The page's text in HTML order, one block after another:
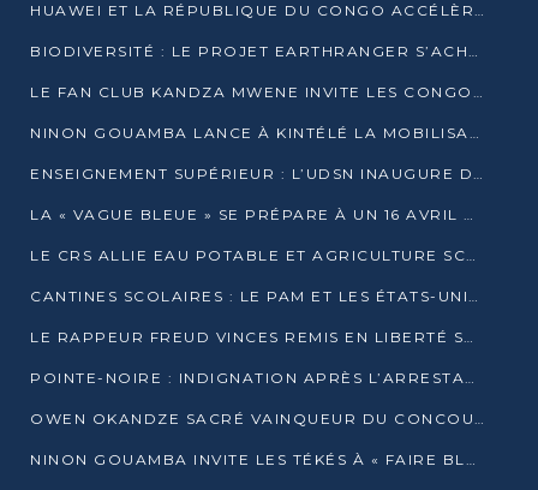
HUAWEI ET LA RÉPUBLIQUE DU CONGO ACCÉLÈRENT LEUR PARTENARIAT
BIODIVERSITÉ : LE PROJET EARTHRANGER S’ACHÈVE, MAIS LES DÉFIS DEMEURENT
LE FAN CLUB KANDZA MWENE INVITE LES CONGOLAIS À UNE FORTE AFFLUENCE AU STADE DE KINTÉLÉ
NINON GOUAMBA LANCE À KINTÉLÉ LA MOBILISATION POUR L’INVESTITURE DR DSN
ENSEIGNEMENT SUPÉRIEUR : L’UDSN INAUGURE DES LABORATOIRES POUR BOOSTER LA FORMATION PRATIQUE
LA « VAGUE BLEUE » SE PRÉPARE À UN 16 AVRIL HISTORIQUE
LE CRS ALLIE EAU POTABLE ET AGRICULTURE SCOLAIRE AU CŒUR DE LA TRANSFORMATION DES ÉCOLES RURALES
CANTINES SCOLAIRES : LE PAM ET LES ÉTATS-UNIS AU CONTACT DES ÉCOLIERS DE KINKALA
LE RAPPEUR FREUD VINCES REMIS EN LIBERTÉ SOUS PRESSION MÉDIATIQUE
POINTE-NOIRE : INDIGNATION APRÈS L’ARRESTATION DU RAPPEUR FREUD VINCES
OWEN OKANDZE SACRÉ VAINQUEUR DU CONCOURS SLAM POUR LA VIE
NINON GOUAMBA INVITE LES TÉKÉS À « FAIRE BLOC » POUR PESER DANS LE DÉBAT NATIONAL